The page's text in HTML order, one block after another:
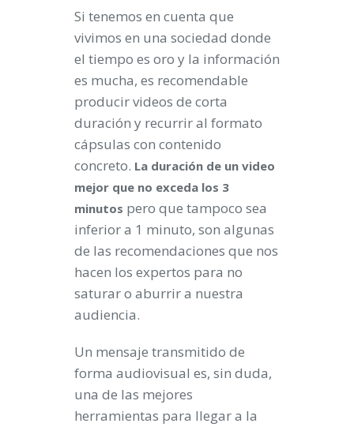
Si tenemos en cuenta que
vivimos en una sociedad donde
el tiempo es oro y la información
es mucha, es recomendable
producir videos de corta
duración y recurrir al formato
cápsulas con contenido
concreto. La duración de un video
mejor que no exceda los 3
minutos pero que tampoco sea
inferior a 1 minuto, son algunas
de las recomendaciones que nos
hacen los expertos para no
saturar o aburrir a nuestra
audiencia.
Un mensaje transmitido de
forma audiovisual es, sin duda,
una de las mejores
herramientas para llegar a la